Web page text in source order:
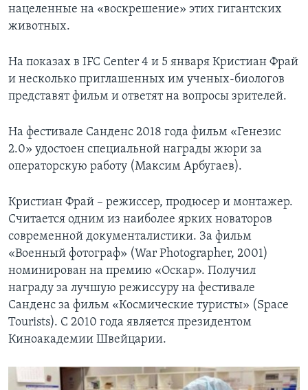
нацеленные на «воскрешение» этих гигантских
животных.
На показах в IFC Center 4 и 5 января Кристиан Фрай
и несколько приглашенных им ученых-биологов
представят фильм и ответят на вопросы зрителей.
На фестивале Санденс 2018 года фильм «Генезис
2.0» удостоен специальной награды жюри за
операторскую работу (Максим Арбугаев).
Кристиан Фрай – режиссер, продюсер и монтажер.
Считается одним из наиболее ярких новаторов
современной документалистики. За фильм
«Военный фотограф» (War Photographer, 2001)
номинирован на премию «Оскар». Получил
награду за лучшую режиссуру на фестивале
Санденс за фильм «Космические туристы» (Space
Tourists). С 2010 года является президентом
Киноакадемии Швейцарии.